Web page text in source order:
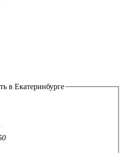
в Екатеринбурге